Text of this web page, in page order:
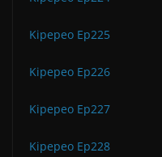
Kipepeo Ep225
Kipepeo Ep226
Kipepeo Ep227
Kipepeo Ep228